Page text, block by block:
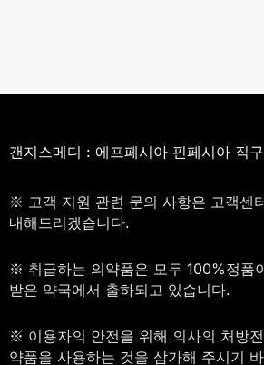
갠지스메디 : 에프페시아 핀페시아 직구
※ 고객 지원 관련 문의 사항은 고객센
내해드리겠습니다.
※ 취급하는 의약품은 모두 100%정품
받은 약국에서 출하되고 있습니다.
※ 이용자의 안전을 위해 의사의 처방
약품을 사용하는 것을 삼가해 주시기